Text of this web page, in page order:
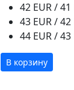
42 EUR / 41
43 EUR / 42
44 EUR / 43
В корзину